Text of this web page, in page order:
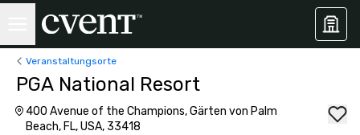
Veranstaltungsorte
PGA National Resort
400 Avenue of the Champions, Gärten von Palm
Beach, FL, USA, 33418